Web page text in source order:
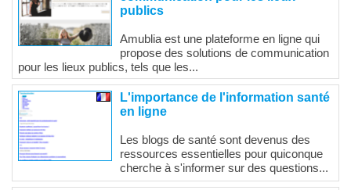
publics
Amublia est une plateforme en ligne qui
propose des solutions de communication
pour les lieux publics, tels que les...
L'importance de l'information santé
en ligne
Les blogs de santé sont devenus des
ressources essentielles pour quiconque
cherche à s'informer sur des questions...